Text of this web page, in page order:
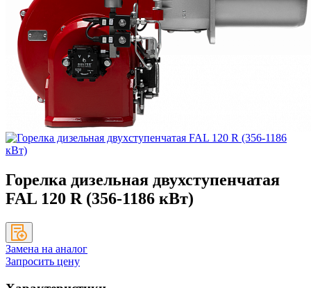
Горелка дизельная двухступенчатая
FAL 120 R (356-1186 кВт)
Замена на аналог
Запросить цену